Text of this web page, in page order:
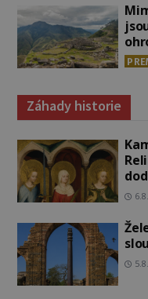
Záhady historie